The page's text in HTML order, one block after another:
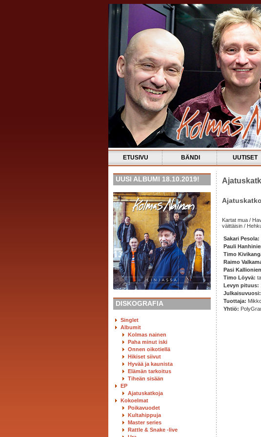
ETUSIVU BÄNDI UUTISET
UUSI ALBUMI 18.10.2019!
DISKOGRAFIA
Singlet
Albumit
Kolmas nainen
Paha minut iski
Onnen oikotiellä
Hikiset siivut
Hyvää ja kaunista
Elämän tarkoitus
Tiheän sisään
EP
Ajatuskatkoja
Kokoelmat
Poikavuodet
Kultahippuja
Master series
Rattle & Snake -live
Kartat mua /
väittäisin /
Sakari Pesola:
Pauli
Timo
Raimo
Pasi
Timo Löyvä:
Levyn pituus:
Julkaisuvuosi:
Tuottaja:
Yhtiö: